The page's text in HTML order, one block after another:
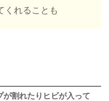
くれることも
割れたりヒビが入って